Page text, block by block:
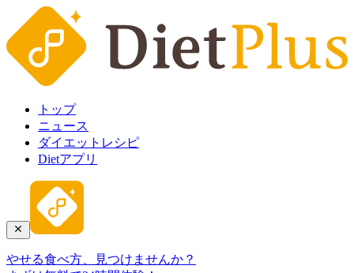
トップ
ニュース
ダイエットレシピ
Dietアプリ
やせる食べ方、見つけませんか？